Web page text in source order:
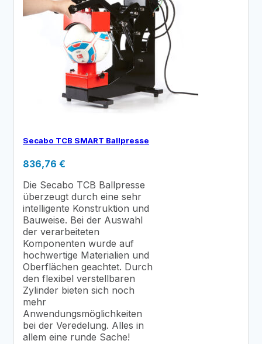
Secabo TCB SMART Ballpresse
836,76 €
Die Secabo TCB Ballpresse
überzeugt durch eine sehr
intelligente Konstruktion und
Bauweise. Bei der Auswahl
der verarbeiteten
Komponenten wurde auf
hochwertige Materialien und
Oberflächen geachtet. Durch
den flexibel verstellbaren
Zylinder bieten sich noch
mehr
Anwendungsmöglichkeiten
bei der Veredelung. Alles in
allem eine runde Sache!